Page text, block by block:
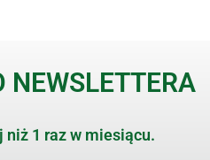
NEWSLETTERA
1 raz w miesiącu.